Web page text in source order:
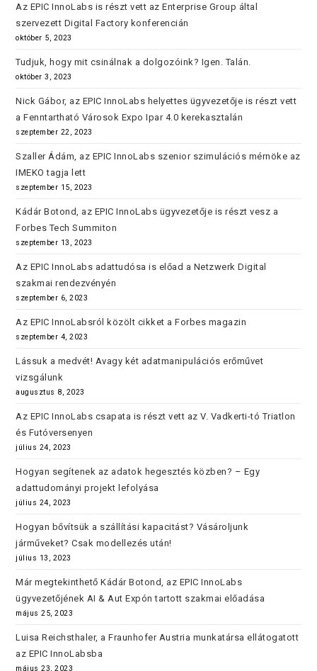
Az EPIC InnoLabs is részt vett az Enterprise Group által
szervezett Digital Factory konferencián
október 5, 2023
Tudjuk, hogy mit csinálnak a dolgozóink? Igen. Talán.
október 3, 2023
Nick Gábor, az EPIC InnoLabs helyettes ügyvezetője is részt vett
a Fenntartható Városok Expo Ipar 4.0 kerekasztalán
szeptember 22, 2023
Szaller Ádám, az EPIC InnoLabs szenior szimulációs mérnöke az
IMEKO tagja lett
szeptember 15, 2023
Kádár Botond, az EPIC InnoLabs ügyvezetője is részt vesz a
Forbes Tech Summiton
szeptember 13, 2023
Az EPIC InnoLabs adattudósa is előad a Netzwerk Digital
szakmai rendezvényén
szeptember 6, 2023
Az EPIC InnoLabsról közölt cikket a Forbes magazin
szeptember 4, 2023
Lássuk a medvét! Avagy két adatmanipulációs erőművet
vizsgálunk
augusztus 8, 2023
Az EPIC InnoLabs csapata is részt vett az V. Vadkerti-tó Triatlon
és Futóversenyen
július 24, 2023
Hogyan segítenek az adatok hegesztés közben? – Egy
adattudományi projekt lefolyása
július 24, 2023
Hogyan bővítsük a szállítási kapacitást? Vásároljunk
járműveket? Csak modellezés után!
július 13, 2023
Már megtekinthető Kádár Botond, az EPIC InnoLabs
ügyvezetőjének AI & Aut Expón tartott szakmai előadása
május 25, 2023
Luisa Reichsthaler, a Fraunhofer Austria munkatársa ellátogatott
az EPIC InnoLabsba
május 23, 2023